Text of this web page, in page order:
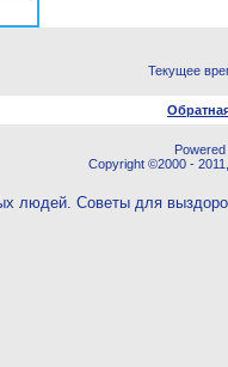
Текущее
Copyright ©2000 -
людей. Советы для